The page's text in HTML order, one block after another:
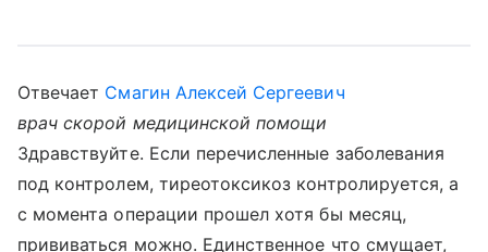
Отвечает Смагин Алексей Сергеевич
врач скорой медицинской помощи
Здравствуйте. Если перечисленные заболевания
под контролем, тиреотоксикоз контролируется, а
с момента операции прошел хотя бы месяц,
прививаться можно. Единственное что смущает,